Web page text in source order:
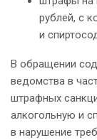
рублей, с
и
В обращении
ведомства в
штрафных
алкогольную и
в нарушение